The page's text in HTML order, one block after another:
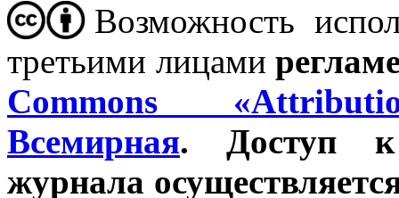
Возможность
третьими лицами
Commons
Всемирная. Доступ к
журнала